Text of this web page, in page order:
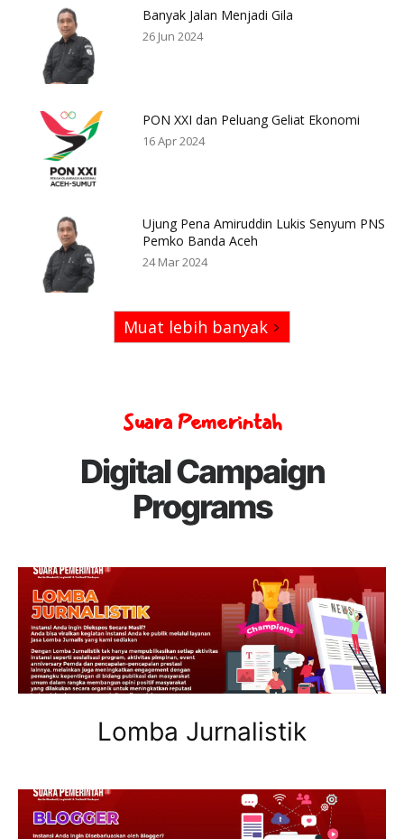
Banyak Jalan Menjadi Gila
26 Jun 2024
PON XXI dan Peluang Geliat Ekonomi
16 Apr 2024
Ujung Pena Amiruddin Lukis Senyum PNS
Pemko Banda Aceh
24 Mar 2024
Muat lebih banyak
Suara Pemerintah
Digital Campaign
Programs
Lomba Jurnalistik